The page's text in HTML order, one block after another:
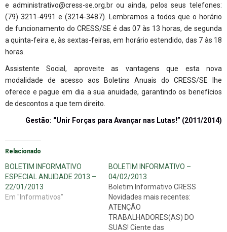
e administrativo@cress-se.org.brou ainda, pelos seus telefones:
(79) 3211-4991 e (3214-3487). Lembramos a todos que o horário
de funcionamento do CRESS/SE é das 07 às 13 horas, de segunda
a quinta-feira e, às sextas-feiras, em horário estendido, das 7 às 18
horas.
Assistente Social, aproveite as vantagens que esta nova
modalidade de acesso aos Boletins Anuais do CRESS/SE lhe
oferece e pague em dia a sua anuidade, garantindo os benefícios
de descontos a que tem direito.
Gestão: “Unir Forças para Avançar nas Lutas!” (2011/2014)
Relacionado
BOLETIM INFORMATIVO
ESPECIAL ANUIDADE 2013 –
22/01/2013
Em "Informativos"
BOLETIM INFORMATIVO –
04/02/2013
Boletim Informativo CRESS
Novidades mais recentes:
ATENÇÃO
TRABALHADORES(AS) DO
SUAS! Ciente das